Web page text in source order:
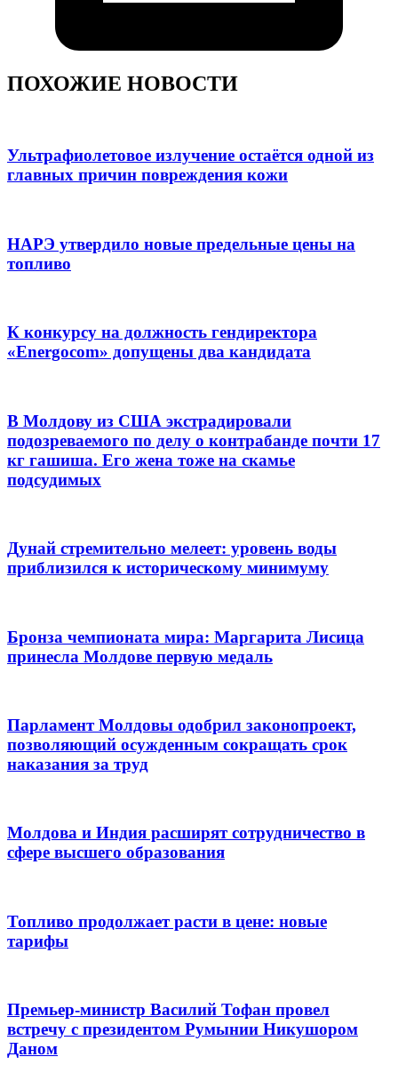
ПОХОЖИЕ НОВОСТИ
Ультрафиолетовое излучение остаётся одной из
главных причин повреждения кожи
НАРЭ утвердило новые предельные цены на
топливо
К конкурсу на должность гендиректора
«Energocom» допущены два кандидата
В Молдову из США экстрадировали
подозреваемого по делу о контрабанде почти 17
кг гашиша. Его жена тоже на скамье
подсудимых
Дунай стремительно мелеет: уровень воды
приблизился к историческому минимуму
Бронза чемпионата мира: Маргарита Лисица
принесла Молдове первую медаль
Парламент Молдовы одобрил законопроект,
позволяющий осужденным сокращать срок
наказания за труд
Молдова и Индия расширят сотрудничество в
сфере высшего образования
Топливо продолжает расти в цене: новые
тарифы
Премьер-министр Василий Тофан провел
встречу с президентом Румынии Никушором
Даном